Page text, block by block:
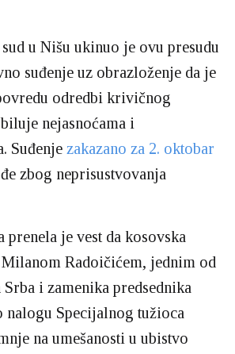
u Nišu ukinuo je ovu presudu
suđenje uz obrazloženje da je
odredbi krivičnog
nejasnoćama i
Suđenje zakazano za 2. oktobar
zbog neprisustvovanja
prenela je vest da kosovska
Radoičićem, jednim od
i zamenika predsednika
nalogu Specijalnog tužioca
na umešanosti u ubistvo